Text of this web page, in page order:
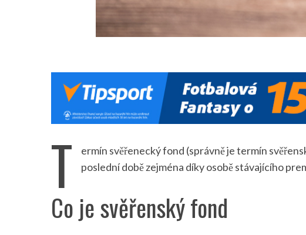
T
ermín svěřenecký fond (správně je termín
poslední době zejména díky osobě stávajícího
Co je svěřenský fond